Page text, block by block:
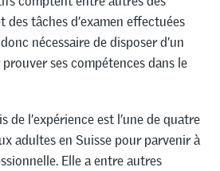
tâches d’examen effectuées
nécessaire de disposer d’un
ses compétences dans le
de l’expérience est l’une de quatre
adultes en Suisse pour parvenir à
Elle a entre autres